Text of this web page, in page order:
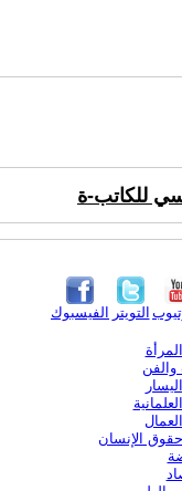
للكاتب-ة
الفيسبوك التويتر
والفن
حقوق الإنسان